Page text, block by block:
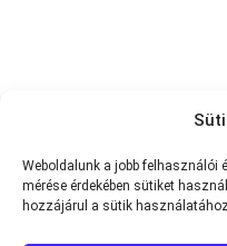
Weboldalunk a jobb
mérése érdekében sütiket
hozzájárul a sütik